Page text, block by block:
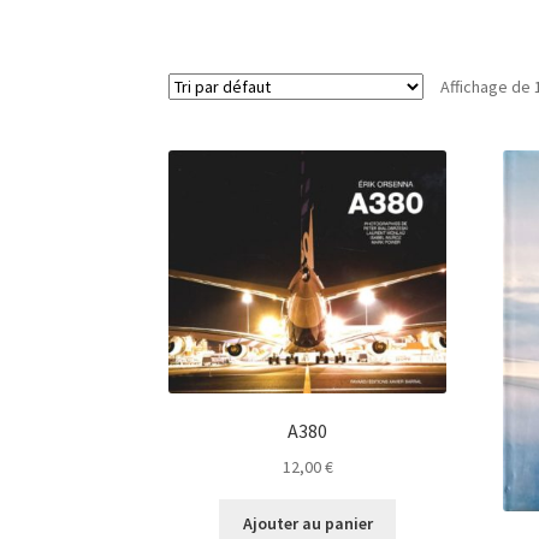
Affichage de
A380
12,00€
Ajouter au panier